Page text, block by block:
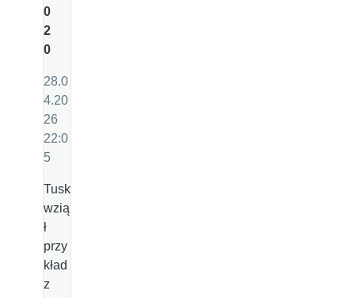
0
2
0
28.0
4.20
26
22:0
5
Tusk
wzią
ł
przy
kład
z